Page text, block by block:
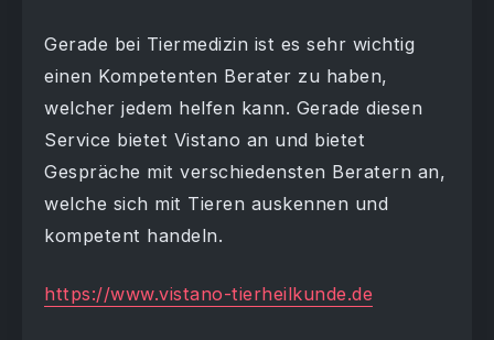
Gerade bei Tiermedizin ist es sehr wichtig
einen Kompetenten Berater zu haben,
welcher jedem helfen kann. Gerade diesen
Service bietet Vistano an und bietet
Gespräche mit verschiedensten Beratern an,
welche sich mit Tieren auskennen und
kompetent handeln.
https://www.vistano-tierheilkunde.de